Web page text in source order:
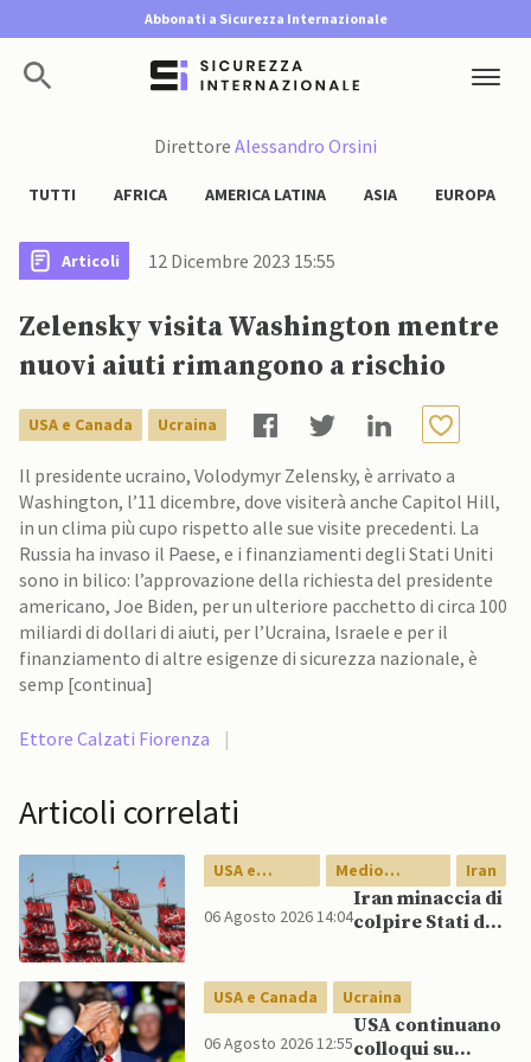
Abbonati a Sicurezza Internazionale
Direttore Alessandro Orsini
TUTTI AFRICA AMERICA LATINA ASIA EUROPA
Articoli 12 Dicembre 2023 15:55
Zelensky visita Washington mentre
nuovi aiuti rimangono a rischio
USA e Canada Ucraina
Il presidente ucraino, Volodymyr Zelensky, è arrivato a
Washington, l’11 dicembre, dove visiterà anche Capitol Hill,
in un clima più cupo rispetto alle sue visite precedenti. La
Russia ha invaso il Paese, e i finanziamenti degli Stati Uniti
sono in bilico: l’approvazione della richiesta del presidente
americano, Joe Biden, per un ulteriore pacchetto di circa 100
miliardi di dollari di aiuti, per l’Ucraina, Israele e per il
finanziamento di altre esigenze di sicurezza nazionale, è
semp [continua]
Ettore Calzati Fiorenza |
Articoli correlati
USA e
Canada
Medio
Oriente
Iran
06 Agosto 2026 14:04
Iran minaccia di
colpire Stati del
USA e Canada Ucraina
06 Agosto 2026 12:55
USA continuano
colloqui su